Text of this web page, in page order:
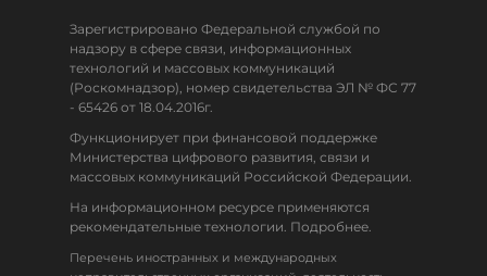
Зарегистрировано Федеральной службой по
надзору в сфере связи, информационных
технологий и массовых коммуникаций
(Роскомнадзор), номер свидетельства ЭЛ № ФС 77
- 65426 от 18.04.2016г.
Функционирует при финансовой поддержке
Министерства цифрового развития, связи и
массовых коммуникаций Российской Федерации.
На информационном ресурсе применяются
рекомендательные технологии. Подробнее.
Перечень иностранных и международных